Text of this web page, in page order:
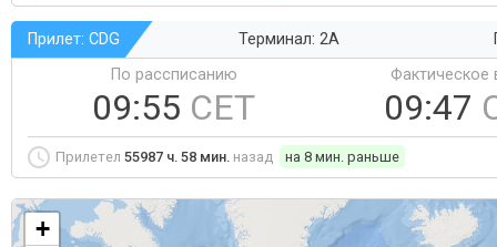
Прилет: CDG Терминал: 2A
По рассписанию
09:55 CET
Фактическое
09:47
Прилетел 55987 ч. 58 мин. назад на 8 мин. раньше
+